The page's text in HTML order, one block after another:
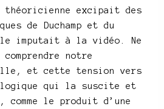
théoricienne excipait des
de Duchamp et du
imputait à la vidéo. Ne
notre
et cette tension vers
qui la suscite et
le produit d’une